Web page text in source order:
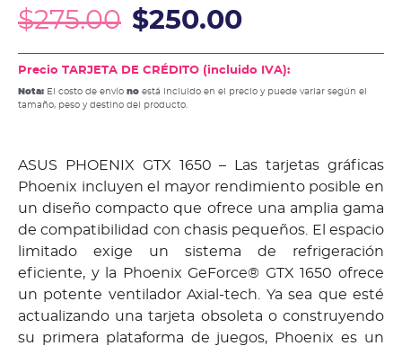
$275.00 $250.00
Precio TARJETA DE CRÉDITO (incluido IVA):
Nota: El costo de envío no está incluido en el precio y puede variar según el
tamaño, peso y destino del producto.
ASUS PHOENIX GTX 1650 – Las tarjetas gráficas
Phoenix incluyen el mayor rendimiento posible en
un diseño compacto que ofrece una amplia gama
de compatibilidad con chasis pequeños. El espacio
limitado exige un sistema de refrigeración
eficiente, y la Phoenix GeForce® GTX 1650 ofrece
un potente ventilador Axial-tech. Ya sea que esté
actualizando una tarjeta obsoleta o construyendo
su primera plataforma de juegos, Phoenix es un